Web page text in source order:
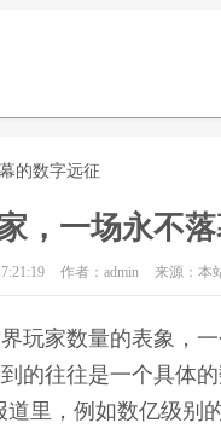
的数字远征
，一场永不
作者：admin 来源：本
玩家数量的表象，
的往往是一个具体
里，例如数亿级别